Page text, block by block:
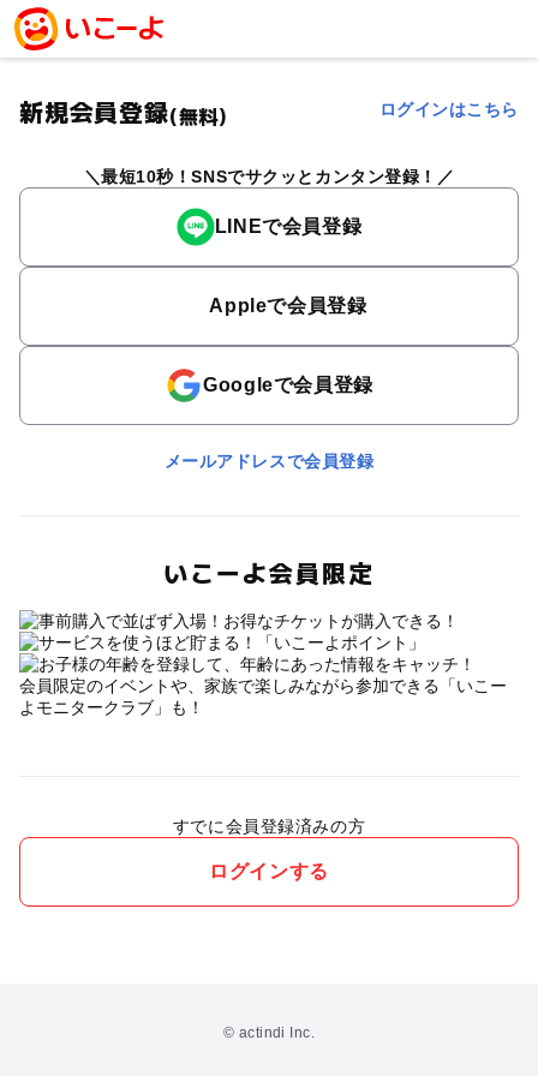
新規会員登録(無料) ログインはこちら
最短10秒！SNSでサクッとカンタン登録！
LINEで会員登録
Appleで会員登録
Googleで会員登録
メールアドレスで会員登録
いこーよ会員限定
会員限定のイベントや、家族で楽しみながら参加できる「いこー
よモニタークラブ」も！
すでに会員登録済みの方
ログインする
© actindi Inc.